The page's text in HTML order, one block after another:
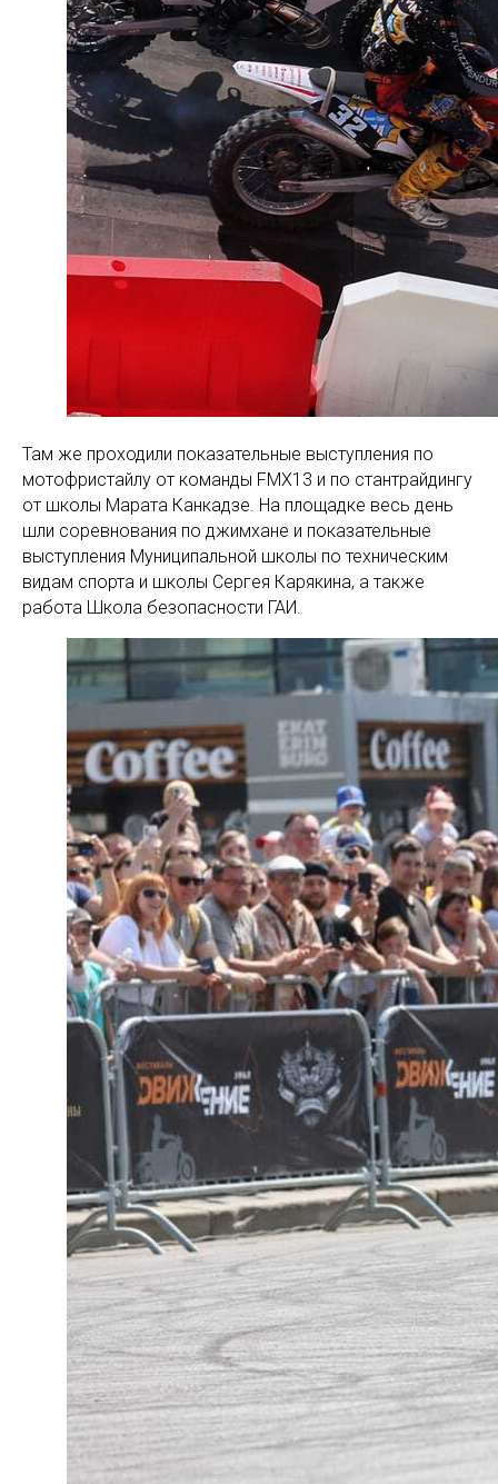
Там же проходили показательные выступления по
мотофристайлу от команды FMX13 и по стантрайдингу
от школы Марата Канкадзе. На площадке весь день
шли соревнования по джимхане и показательные
выступления Муниципальной школы по техническим
видам спорта и школы Сергея Карякина, а также
работа Школа безопасности ГАИ.